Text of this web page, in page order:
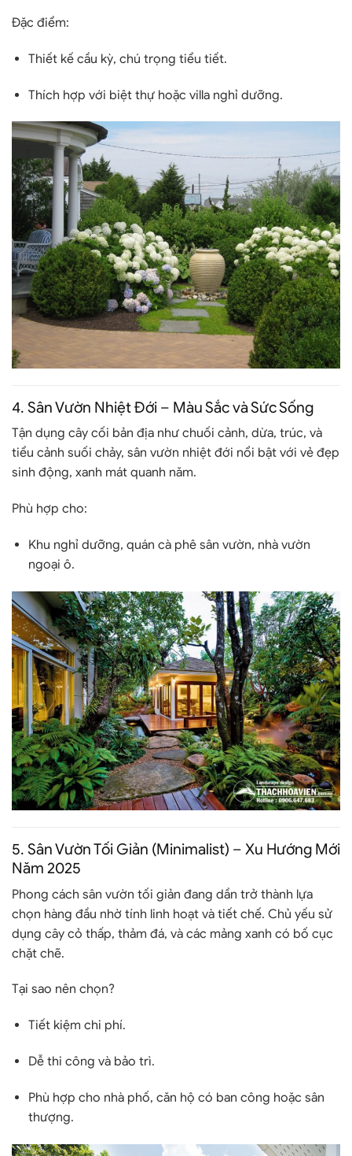
Đặc điểm:
Thiết kế cầu kỳ, chú trọng tiểu tiết.
Thích hợp với biệt thự hoặc villa nghỉ dưỡng.
4. Sân Vườn Nhiệt Đới – Màu Sắc và Sức Sống
Tận dụng cây cối bản địa như chuối cảnh, dừa, trúc, và
tiểu cảnh suối chảy, sân vườn nhiệt đới nổi bật với vẻ đẹp
sinh động, xanh mát quanh năm.
Phù hợp cho:
Khu nghỉ dưỡng, quán cà phê sân vườn, nhà vườn
ngoại ô.
5. Sân Vườn Tối Giản (Minimalist) – Xu Hướng Mới
Năm 2025
Phong cách sân vườn tối giản đang dần trở thành lựa
chọn hàng đầu nhờ tính linh hoạt và tiết chế. Chủ yếu sử
dụng cây cỏ thấp, thảm đá, và các mảng xanh có bố cục
chặt chẽ.
Tại sao nên chọn?
Tiết kiệm chi phí.
Dễ thi công và bảo trì.
Phù hợp cho nhà phố, căn hộ có ban công hoặc sân
thượng.